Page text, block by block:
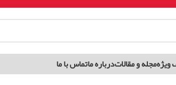
ویژهمجله و مقالاتدرباره ماتماس با ما